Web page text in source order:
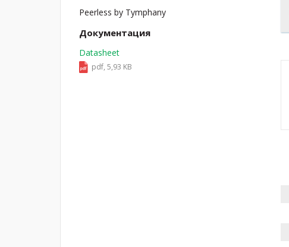
Peerless by Tymphany
Документация
Datasheet
pdf, 5,93 KB